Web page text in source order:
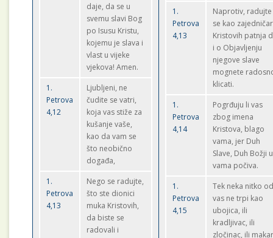
daje, da se u
svemu slavi Bog
po Isusu Kristu,
kojemu je slava i
vlast u vijeke
vjekova! Amen.
1.
Petrova
4,12
Ljubljeni, ne
čudite se vatri,
koja vas stiže za
kušanje vaše,
kao da vam se
što neobično
događa,
1.
Petrova
4,13
Nego se radujte,
što ste dionici
muka Kristovih,
da biste se
radovali i
1.
Petrova
4,13
Naprotiv, radujte
se kao
Kristovih patnja
i o Objavljenju
njegove slave
mognete
klicati.
1.
Petrova
4,14
Pogrđuju li vas
zbog imena
Kristova, blago
vama, jer Duh
Slave, Duh Božji u
vama počiva.
1.
Petrova
4,15
Tek neka nitko
vas ne trpi kao
ubojica, ili
kradljivac, ili
zločinac, ili